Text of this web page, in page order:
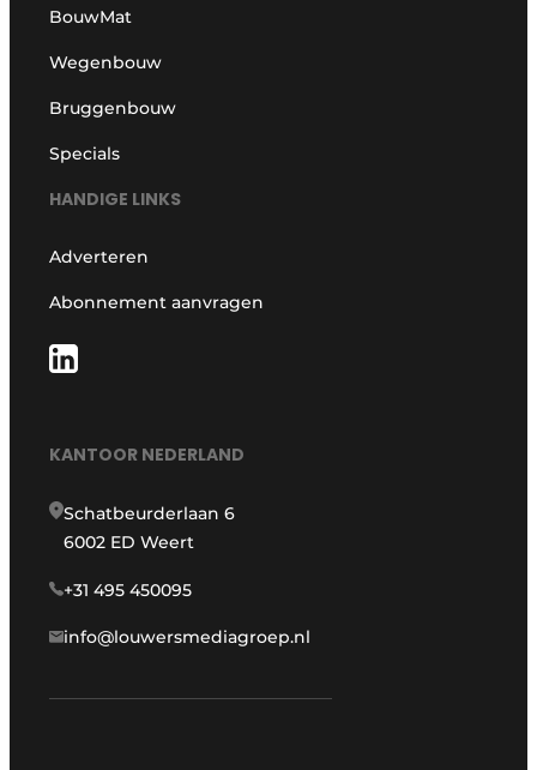
BouwMat
Wegenbouw
Bruggenbouw
Specials
HANDIGE LINKS
Adverteren
Abonnement aanvragen
KANTOOR NEDERLAND
Schatbeurderlaan 6
6002 ED Weert
+31 495 450095
info@louwersmediagroep.nl